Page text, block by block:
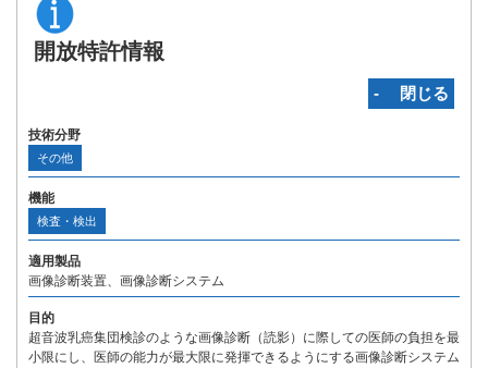
開放特許情報
‐ 閉じる
技術分野
その他
機能
検査・検出
適用製品
画像診断装置、画像診断システム
目的
超音波乳癌集団検診のような画像診断（読影）に際しての医師の負担を最
小限にし、医師の能力が最大限に発揮できるようにする画像診断システム